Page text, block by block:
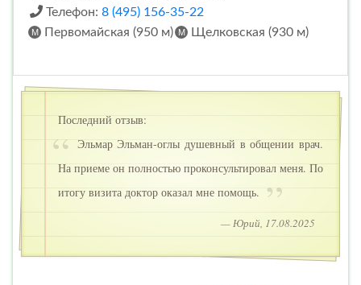
Телефон: 8 (495) 156-35-22
Первомайская (950 м)
Щелковская (930 м)
Последний отзыв:
Эльмар Эльман-оглы душевный в общении врач.
На приеме он полностью проконсультировал меня. По
итогу визита доктор оказал мне помощь.
— Юрий, 17.08.2025